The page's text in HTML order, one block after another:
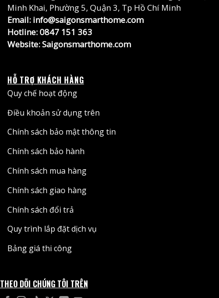
Minh Khai, Phường 5, Quận 3, Tp Hồ Chí Minh
Email: info@saigonsmarthome.com
Hotline:0847 151 363
Website:Saigonsmarthome.com
HỖ TRỢ KHÁCH HÀNG
Quy chế hoạt động
Điều khoản sử dụng trên
Chính sách bảo mật thông tin
Chính sách bảo hành
Chính sách mua hàng
Chính sách giao hàng
Chính sách đổi trả
Quy trình lắp đặt dịch vụ
Bảng giá thi công
THEO DÕI CHÚNG TÔI TRÊN